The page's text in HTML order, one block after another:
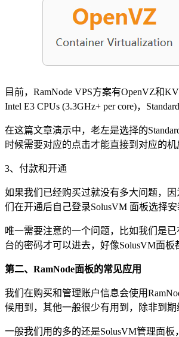
目前，RamNode VPS方案有OpenVZ和
Intel E3 CPUs (3.3GHz+ per core)，
在这篇文章演示中，老左是选择的
时候需要对应的点击才能直接到对应的
3、付款和开通
如果我们已经购买过就没有多大问题，
们在开通后自己登录SolusVM 面板选择
唯一需要注意的一个问题，比如我们是
台的密码才可以进去，好像SolusVM面板
第二、RamNode面板的常见应用
我们在购买和管理账户信息会使用
候用到，其他一般很少有用到，除非到期
一般我们用的多的还是SolusVM管理面